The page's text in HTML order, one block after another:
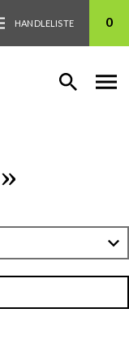
HANDLELISTE 0
»